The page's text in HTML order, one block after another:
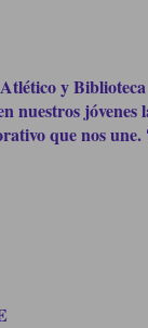
y Biblioteca
nuestros jóvenes
que nos une.